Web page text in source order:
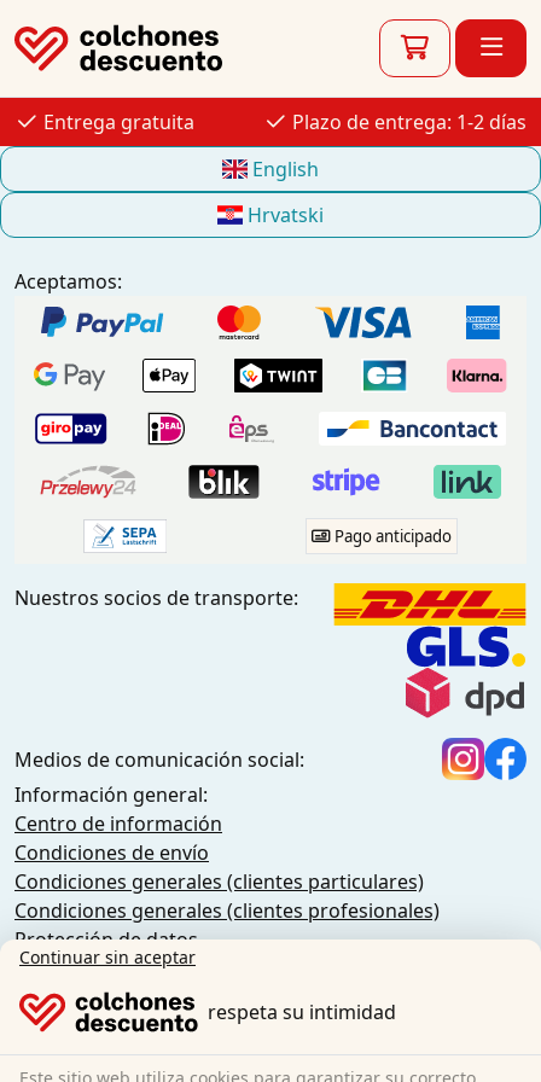
Entrega gratuita
Plazo de entrega: 1-2 días
English
Hrvatski
Aceptamos:
Pago anticipado
Nuestros socios de transporte:
Medios de comunicación social:
Información general:
Centro de información
Condiciones de envío
Condiciones generales (clientes particulares)
Condiciones generales (clientes profesionales)
Protección de datos
Cookies
Política de anulación
Pie de imprenta
Rescindir el contrato
Continuar sin aceptar
respeta su intimidad